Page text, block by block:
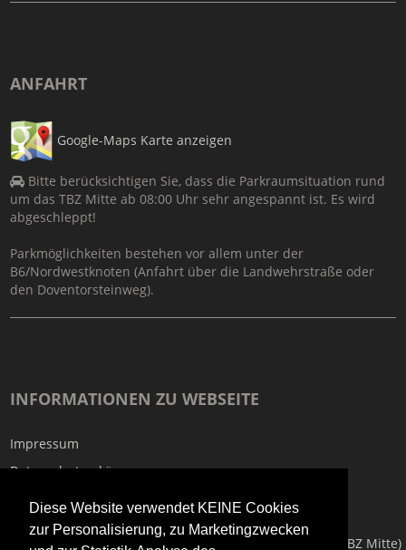
Diese Website verwendet KEINE Cookies
zur Personalisierung, zu Marketingzwecken
ANFAHRT
Google-Maps Karte anzeigen
Bitte berücksichtigen Sie, dass die Parkraumsituation rund
um das TBZ Mitte ab 08:00 Uhr sehr angespannt ist. Es wird
abgeschleppt!
Parkmöglichkeiten bestehen vor allem unter der
B6/Nordwestknoten (Anfahrt über die Landwehrstraße oder
den Doventorsteinweg).
INFORMATIONEN ZU WEBSEITE
Impressum
Datenschutzerkärung
Informationen zur Barrierefreiheit
Copyright © 2026 Technisches Bildungszentrum Mitte (TBZ Mitte)